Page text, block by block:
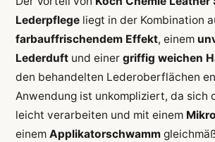
Lederpflegeliegt in der Kombination
farbauffrischendem Effekt, einem
Lederduftund einer griffig weichen
den behandelten Lederoberflächen
Anwendung ist unkompliziert, da sich
leicht verarbeiten und mit einem
einem Applikatorschwamm